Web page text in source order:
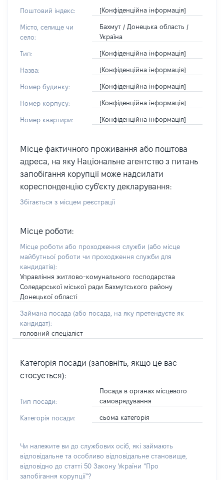
Поштовий індекс: [Конфіденційна інформація]
Місто, селище чи
село:
Бахмут / Донецька область /
Україна
Тип: [Конфіденційна інформація]
Назва: [Конфіденційна інформація]
Номер будинку: [Конфіденційна інформація]
Номер корпусу: [Конфіденційна інформація]
Номер квартири: [Конфіденційна інформація]
Місце фактичного проживання або поштова
адреса, на яку Національне агентство з питань
запобігання корупції може надсилати
кореспонденцію суб'єкту декларування:
Збігається з місцем реєстрації
Місце роботи:
Місце роботи або проходження служби (або місце
майбутньої роботи чи проходження служби для
кандидатів):
Управління житлово-комунального господарства
Соледарської міської ради Бахмутського району
Донецької області
Займана посада (або посада, на яку претендуєте як
кандидат):
головний спеціаліст
Категорія посади (заповніть, якщо це вас
стосується):
Тип посади:
Посада в органах місцевого
самоврядування
Категорія посади: сьома категорія
Чи належите ви до службових осіб, які займають
відповідальне та особливо відповідальне становище,
відповідно до статті 50 Закону України “Про
запобігання корупції”?